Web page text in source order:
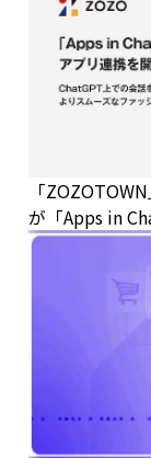
「
が「Apps in